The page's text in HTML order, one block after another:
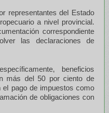
representantes del Estado
a nivel provincial.
correspondiente
las declaraciones de
beneficios
más del 50 por ciento de
pago de impuestos como
de obligaciones con